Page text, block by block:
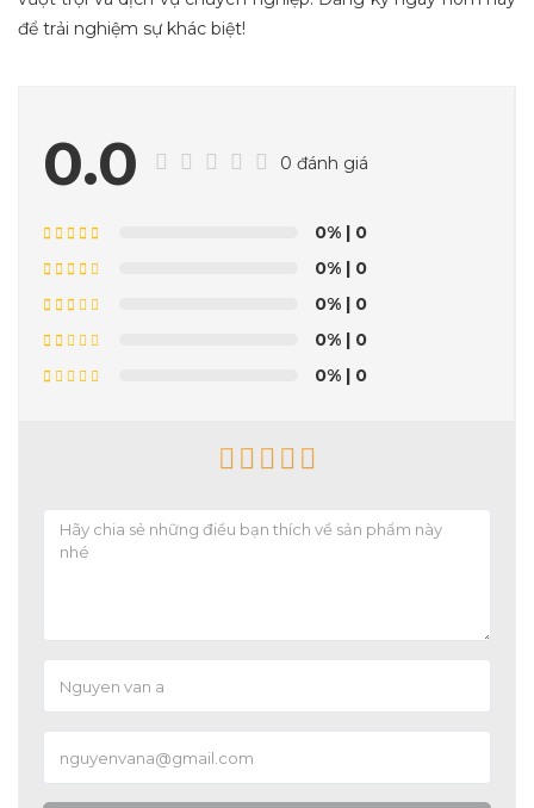
để trải nghiệm sự khác biệt!
0.0 0 đánh giá
0% | 0
0% | 0
0% | 0
0% | 0
0% | 0